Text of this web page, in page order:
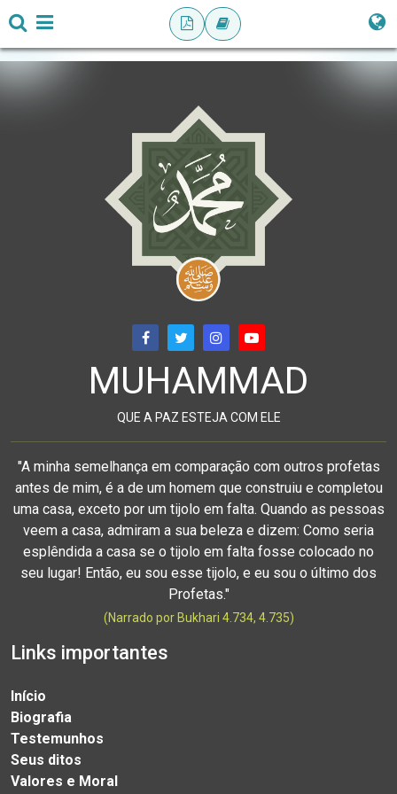
MUHAMMAD
QUE A PAZ ESTEJA COM ELE
"A minha semelhança em comparação com outros profetas
antes de mim, é a de um homem que construiu e completou
uma casa, exceto por um tijolo em falta. Quando as pessoas
veem a casa, admiram a sua beleza e dizem: Como seria
esplêndida a casa se o tijolo em falta fosse colocado no
seu lugar! Então, eu sou esse tijolo, e eu sou o último dos
Profetas."
(Narrado por Bukhari 4.734, 4.735)
Links importantes
Início
Biografia
Testemunhos
Seus ditos
Valores e Moral